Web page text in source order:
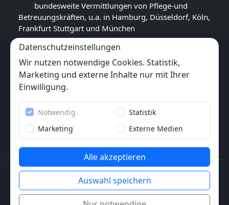
bundesweite Vermittlungen von Pflege-und
Betreuungskräften, u.a. in Hamburg, Düsseldorf, Köln,
Frankfurt Stuttgart und München
GOOGLE BEWERTUNG
★★★★★
( 17 Rezensionen)
6x★★★★★
(6 Bewertungen)
© 2013-2026 Pflegewunder.de - Alle Rechte
vorbehalten.
Datenschutzeinstellungen
Wir nutzen notwendige Cookies. Statistik,
Marketing und externe Inhalte nur mit Ihrer
Einwilligung.
Notwendig
Statistik
Marketing
Externe Medien
Alle akzeptieren
Auswahl speichern